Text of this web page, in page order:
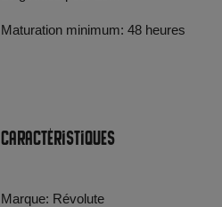
Maturation minimum: 48 heures
Caractéristiques
Marque: Révolute